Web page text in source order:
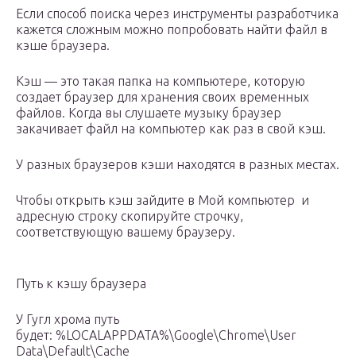
Если способ поиска через инструменты разработчика
кажется сложным можно попробовать найти файл в
кэше браузера.
Кэш — это такая папка на компьютере, которую
создает браузер для хранения своих временных
файлов. Когда вы слушаете музыку браузер
закачивает файл на компьютер как раз в свой кэш.
У разных браузеров кэши находятся в разных местах.
Чтобы открыть кэш зайдите в Мой компьютер и
адресную строку скопируйте строчку,
соответствующую вашему браузеру.
Путь к кэшу браузера
У Гугл хрома путь
будет: %LOCALAPPDATA%\Google\Chrome\User
Data\Default\Cache